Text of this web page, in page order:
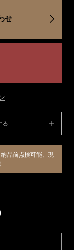
せ
る
品前点検可能、現